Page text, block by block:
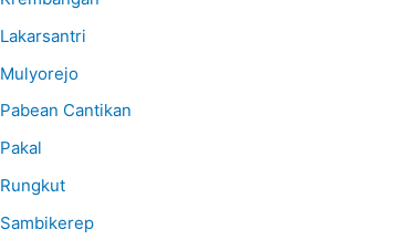
Lakarsantri
Mulyorejo
Pabean Cantikan
Pakal
Rungkut
Sambikerep